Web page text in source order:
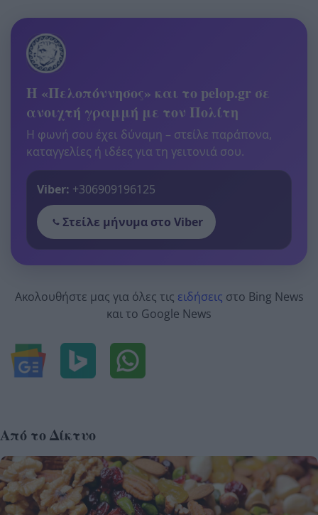
Η «Πελοπόννησος» και το pelop.gr σε
ανοιχτή γραμμή με τον Πολίτη
Η φωνή σου έχει δύναμη – στείλε παράπονα,
καταγγελίες ή ιδέες για τη γειτονιά σου.
Viber: +306909196125
Στείλε μήνυμα στο Viber
Ακολουθήστε μας για όλες τις ειδήσεις στο Bing News
και το Google News
Από το Δίκτυο